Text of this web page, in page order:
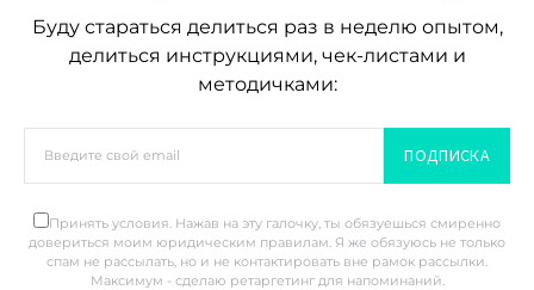
Буду стараться делиться раз в неделю опытом,
делиться инструкциями, чек-листами и
методичками:
ПОДПИСКА
Принять условия. Нажав на эту галочку, ты обязуешься смиренно
довериться моим юридическим правилам. Я же обязуюсь не только
спам не рассылать, но и не контактировать вне рамок рассылки.
Максимум - сделаю ретаргетинг для напоминаний.